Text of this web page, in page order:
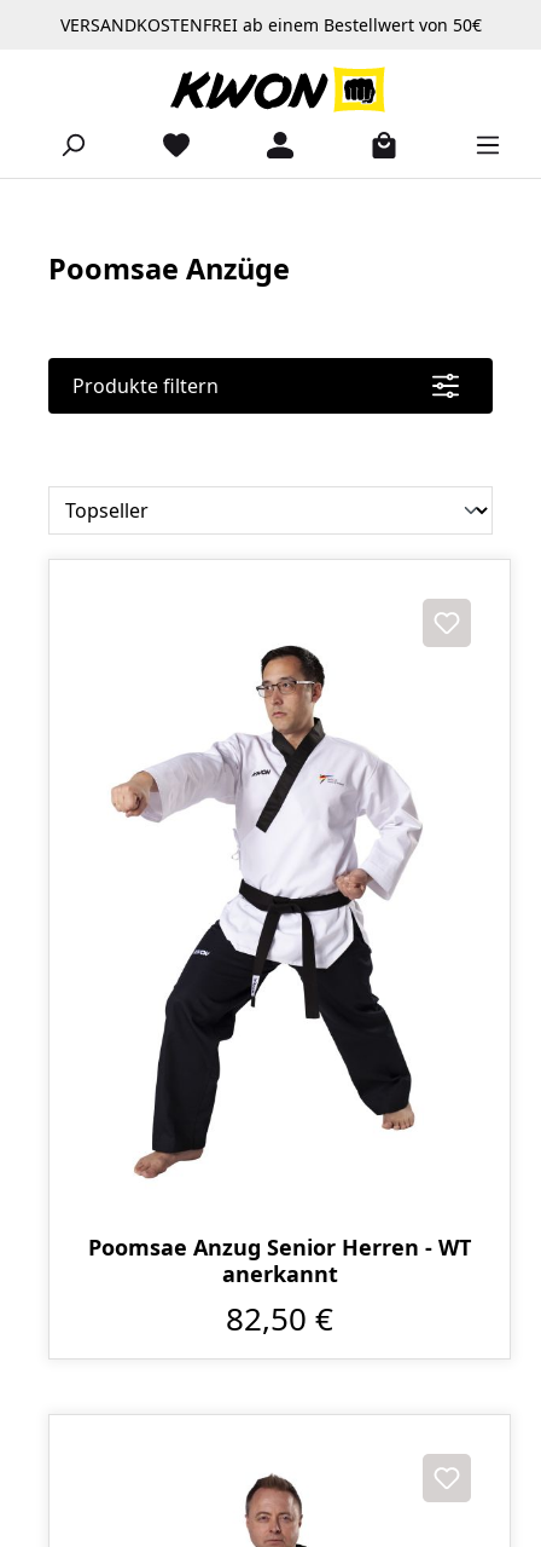
Zum Hauptinhalt springen
VERSANDKOSTENFREI ab einem Bestellwert von 50€
Poomsae Anzüge
Produkte filtern
Poomsae Anzug Senior Herren - WT
anerkannt
82,50 €